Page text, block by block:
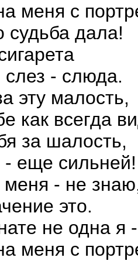
меня с
судьба дала!
- слюда.
эту малость,
как всегда
за шалость,
- еще сильней!
- не
это.
не одна я -
меня с